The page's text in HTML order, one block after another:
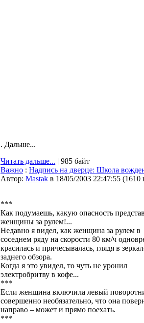
. Дальше...
Читать дальше... | 985 байт
Важно : Надпись на дверце: Школа
Автор: Мastak в 18/05/2003 22:47:55 (1610
***
Как подумаешь, какую опасность
женщины за рулем!...
Недавно я видел, как женщина за рулем в
соседнем ряду на скорости 80 км/ч
красилась и причесывалась, глядя в
заднего обзора.
Когда я это увидел, то чуть не уронил
электробритву в кофе...
***
Если женщина включила левый
совершенно необязательно, что она
направо – может и прямо поехать.
***